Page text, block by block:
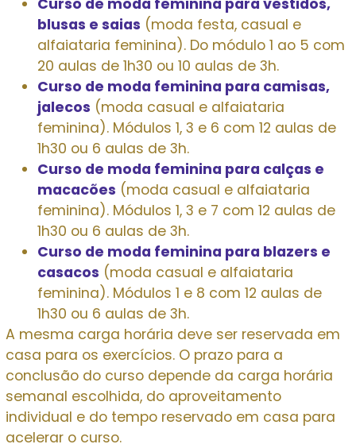
blusas e saias (moda festa, casual e
alfaiataria feminina). Do módulo 1 ao 5 com
20 aulas de 1h30 ou 10 aulas de 3h.
Curso de moda feminina para camisas,
jalecos (moda casual e alfaiataria
feminina). Módulos 1, 3 e 6 com 12 aulas de
1h30 ou 6 aulas de 3h.
Curso de moda feminina para calças e
macacões (moda casual e alfaiataria
feminina). Módulos 1, 3 e 7 com 12 aulas de
1h30 ou 6 aulas de 3h.
Curso de moda feminina para blazers e
casacos (moda casual e alfaiataria
feminina). Módulos 1 e 8 com 12 aulas de
1h30 ou 6 aulas de 3h.
A mesma carga horária deve ser reservada em
casa para os exercícios. O prazo para a
conclusão do curso depende da carga horária
semanal escolhida, do aproveitamento
individual e do tempo reservado em casa para
acelerar o curso.